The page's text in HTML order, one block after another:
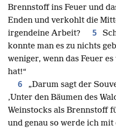
Brennstoff ins Feuer und
Enden und verkohlt die
irgendeine Arbeit?
5
konnte man es zu nichts
weniger, wenn das Feuer
hat!“
6
„Darum sagt der
‚Unter den Bäumen des
Weinstocks als Brennstoff
und genau so werde ich